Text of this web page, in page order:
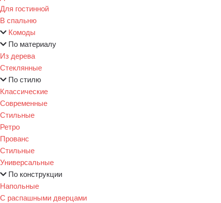
Для гостинной
В спальню
Комоды
По материалу
Из дерева
Стеклянные
По стилю
Классические
Современные
Стильные
Ретро
Прованс
Стильные
Универсальные
По конструкции
Напольные
С распашными дверцами